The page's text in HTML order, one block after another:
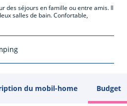
des séjours en famille ou entre amis. Il
salles de bain. Confortable,
du mobil-home Budget